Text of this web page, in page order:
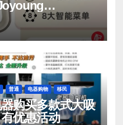
值得拥有
普通 电器购物 移民
购买多款式大吸
优惠活动